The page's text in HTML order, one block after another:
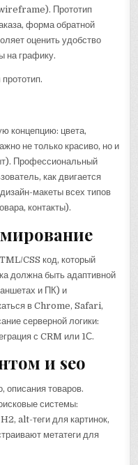
Прототип
форма обратной
оценить удобство
на графику.
концепцию: цвета,
не только красиво, но и
Профессиональный
как двигается
макеты всех типов
контакты).
CSS код, который
должна быть адаптивной
и ПК) и
в Chrome, Safari,
серверной логики:
с CRM или 1С.
и seo
описания товаров.
системы:
alt-теги для картинок,
метатеги для